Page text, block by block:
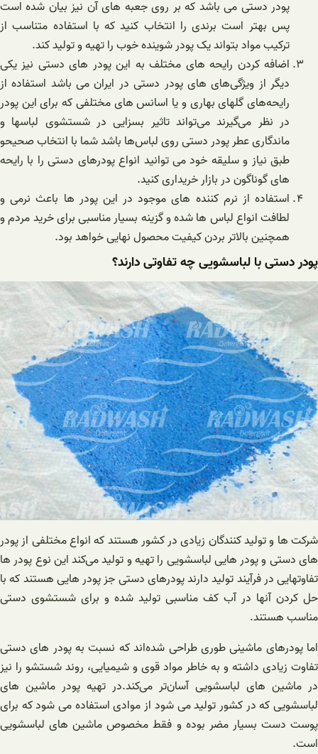
پودر دستی می باشد که بر روی جعبه های آن نیز بیان شده است
پس بهتر است برندی را انتخاب کنید که با استفاده متناسب از
ترکیب مواد بتواند یک پودر شوینده خوب را تهیه و تولید کند.
اضافه کردن رایحه های مختلف به این پودر های دستی نیز یکی
دیگر از ویژگی‌های های پودر دستی در ایران می باشد استفاده از
رایحه‌های گلهای بهاری و یا اسانس های مختلفی که برای این پودر
در نظر می‌گیرند می‌تواند تاثیر بسزایی در شستشوی لباسها و
ماندگاری عطر پودر دستی روی لباس‌ها باشد شما با انتخاب صحیحو
طبق نیاز و سلیقه خود می توانید انواع پودرهای دستی را با رایحه
‌های گوناگون در بازار خریداری کنید.
استفاده از نرم کننده های موجود در این پودر ها باعث نرمی و
لطافت انواع لباس ها شده و گزینه بسیار مناسبی برای خرید مردم و
همچنین بالاتر بردن کیفیت محصول نهایی خواهد بود.
پودر دستی با لباسشویی چه تفاوتی دارند؟
شرکت ها و تولید کنندگان زیادی در کشور هستند که انواع مختلفی از پودر
های دستی و پودر هایی لباسشویی را تهیه و تولید می‌کند این نوع پودر ها
تفاوتهایی در فرآیند تولید دارند پودرهای دستی جز پودر هایی هستند که با
حل کردن آنها در آب کف مناسبی تولید شده و برای شستشوی دستی
مناسب هستند.
اما پودرهای ماشینی طوری طراحی شده‌اند که نسبت به پودر های دستی
تفاوت زیادی داشته و به خاطر مواد قوی و شیمیایی، روند شستشو را نیز
در ماشین های لباسشویی آسان‌تر می‌کند.در تهیه پودر ماشین های
لباسشویی که در کشور تولید می شود از موادی استفاده می شود که برای
پوست دست بسیار مضر بوده و فقط مخصوص ماشین های لباسشویی
است.